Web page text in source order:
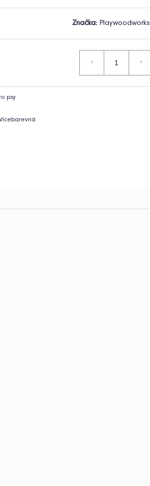
Značka: Playwoodworks
psy